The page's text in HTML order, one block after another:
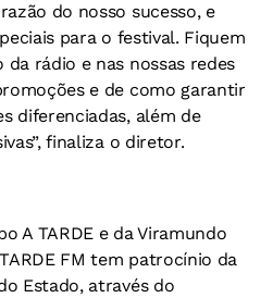
do nosso sucesso, e
para o festival. Fiquem
rádio e nas nossas redes
e de como garantir
diferenciadas, além de
finaliza o diretor.
A TARDE e da Viramundo
FM tem patrocínio da
Estado, através do